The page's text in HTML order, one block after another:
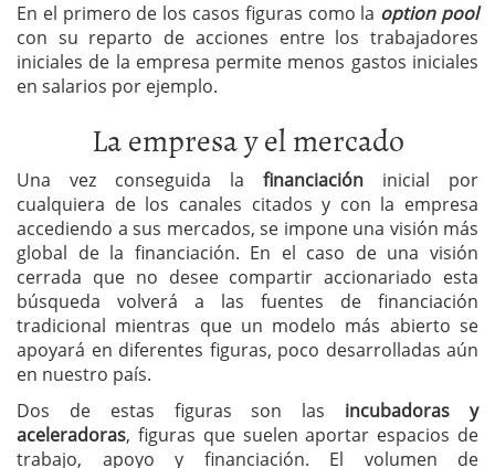
En el primero de los casos figuras como la option pool
con su reparto de acciones entre los trabajadores
iniciales de la empresa permite menos gastos iniciales
en salarios por ejemplo.
La empresa y el mercado
Una vez conseguida la financiación inicial por
cualquiera de los canales citados y con la empresa
accediendo a sus mercados, se impone una visión más
global de la financiación. En el caso de una visión
cerrada que no desee compartir accionariado esta
búsqueda volverá a las fuentes de financiación
tradicional mientras que un modelo más abierto se
apoyará en diferentes figuras, poco desarrolladas aún
en nuestro país.
Dos de estas figuras son las incubadoras y
aceleradoras, figuras que suelen aportar espacios de
trabajo, apoyo y financiación. El volumen de